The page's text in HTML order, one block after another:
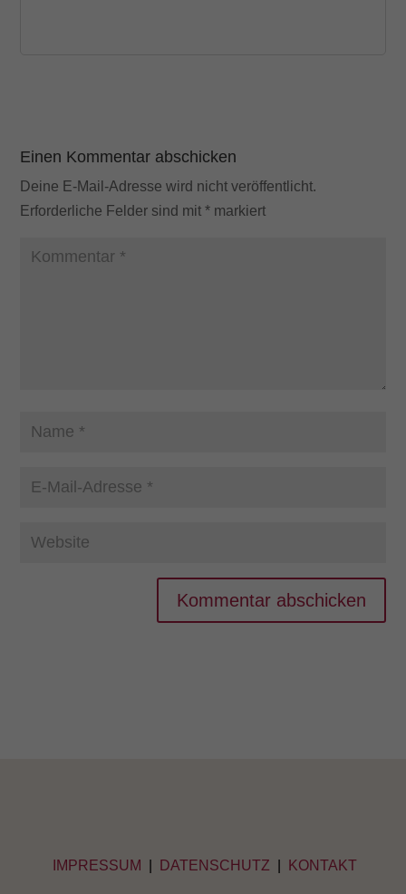
Einen Kommentar abschicken
Deine E-Mail-Adresse wird nicht veröffentlicht.
Erforderliche Felder sind mit* markiert
Kommentar abschicken
IMPRESSUM DATENSCHUTZ KONTAKT